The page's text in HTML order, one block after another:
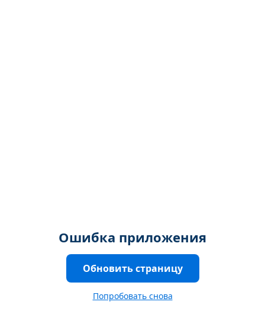
Ошибка приложения
Обновить страницу
Попробовать снова